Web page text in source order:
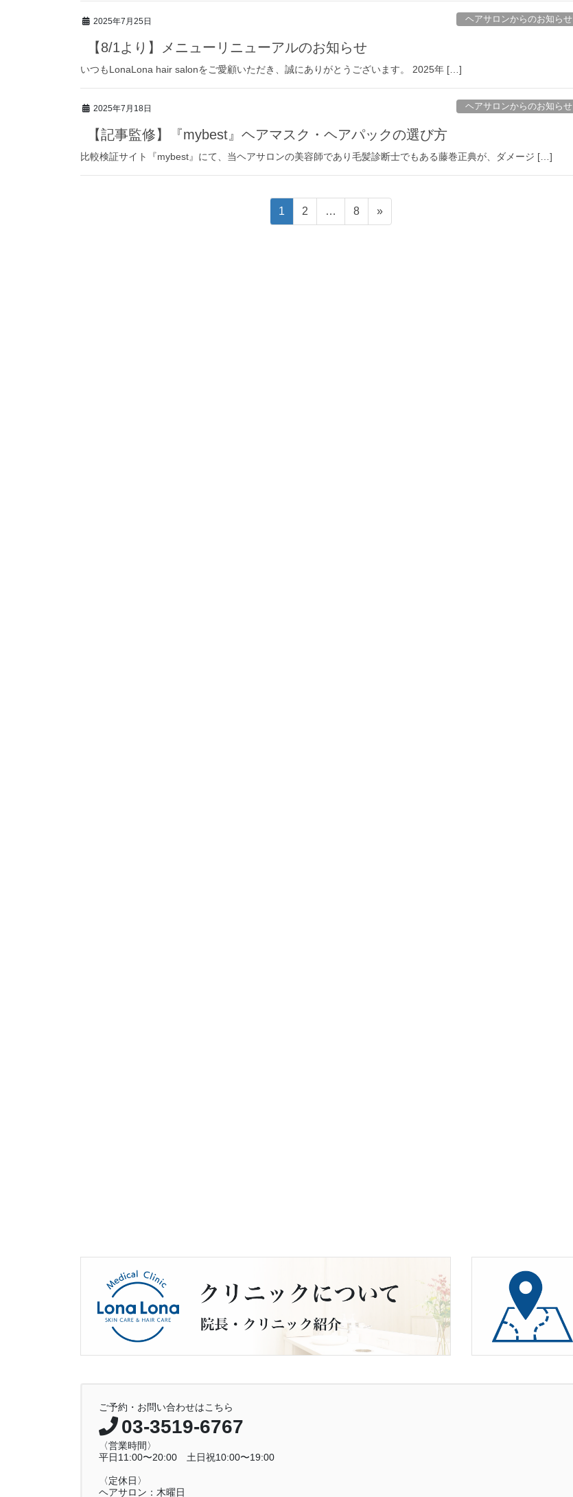
2025年7月25日 ヘアサロンからのお知らせ
【8/1より】メニューリニューアルのお知らせ
いつもLonaLona hair salonをご愛顧いただき、誠にありがとうございます。 2025年 […]
2025年7月18日 ヘアサロンからのお知らせ
【記事監修】『mybest』ヘアマスク・ヘアパックの選び方
比較検証サイト『mybest』にて、当ヘアサロンの美容師であり毛髪診断士でもある藤巻正典が、ダメージ […]
固
定
1
固
定
2 …
固
定
8 »
ご予約・お問い合わせはこちら
03-3519-6767
〈営業時間〉
平日11:00〜20:00 土日祝10:00〜19:00
〈定休日〉
ヘアサロン：木曜日